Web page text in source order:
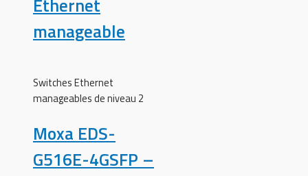
Ethernet
manageable
Switches Ethernet
manageables de niveau 2
Moxa EDS-
G516E-4GSFP –